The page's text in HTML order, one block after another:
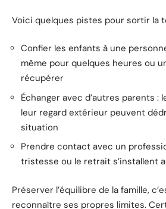
Voici quelques pistes pour sortir la
Confier les enfants à une
même pour quelques heures ou
récupérer
Échanger avec d’autres parents :
leur regard extérieur peuvent
situation
Prendre contact avec un
tristesse ou le retrait s’installent
Préserver l’équilibre de la famille,
reconnaître ses propres limites.